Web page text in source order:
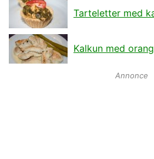
Tarteletter med
Kalkun med
Annonce